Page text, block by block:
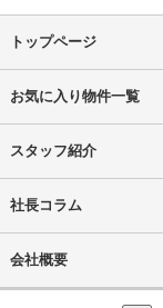
トップページ
お気に入り物件一覧
スタッフ紹介
社長コラム
会社概要